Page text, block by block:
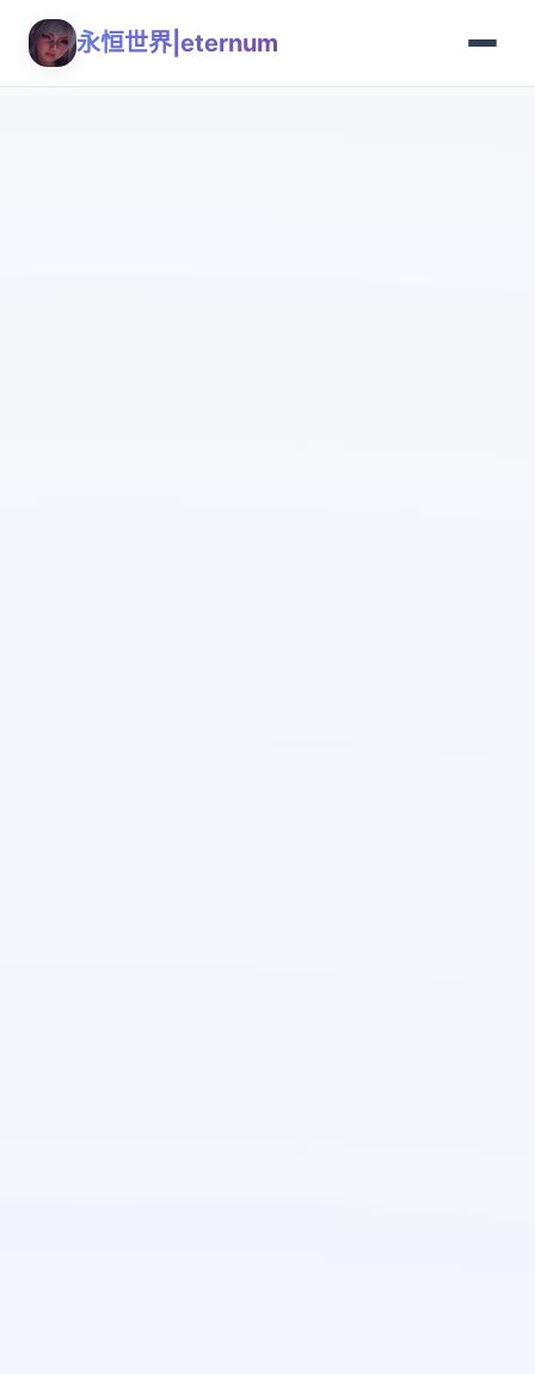
永恒世界|eternum